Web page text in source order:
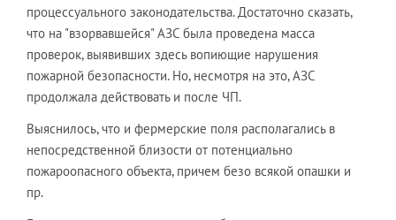
процессуального законодательства. Достаточно сказать,
что на "взорвавшейся" АЗС была проведена масса
проверок, выявивших здесь вопиющие нарушения
пожарной безопасности. Но, несмотря на это, АЗС
продолжала действовать и после ЧП.
Выяснилось, что и фермерские поля располагались в
непосредственной близости от потенциально
пожароопасного объекта, причем безо всякой опашки и
пр.